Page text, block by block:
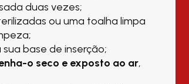
duas vezes;
ou uma toalha limpa
base de inserção;
o seco e exposto ao ar,